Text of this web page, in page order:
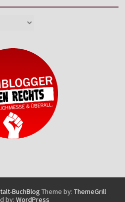
BuchBlog Theme by: ThemeGrill
by: WordPress